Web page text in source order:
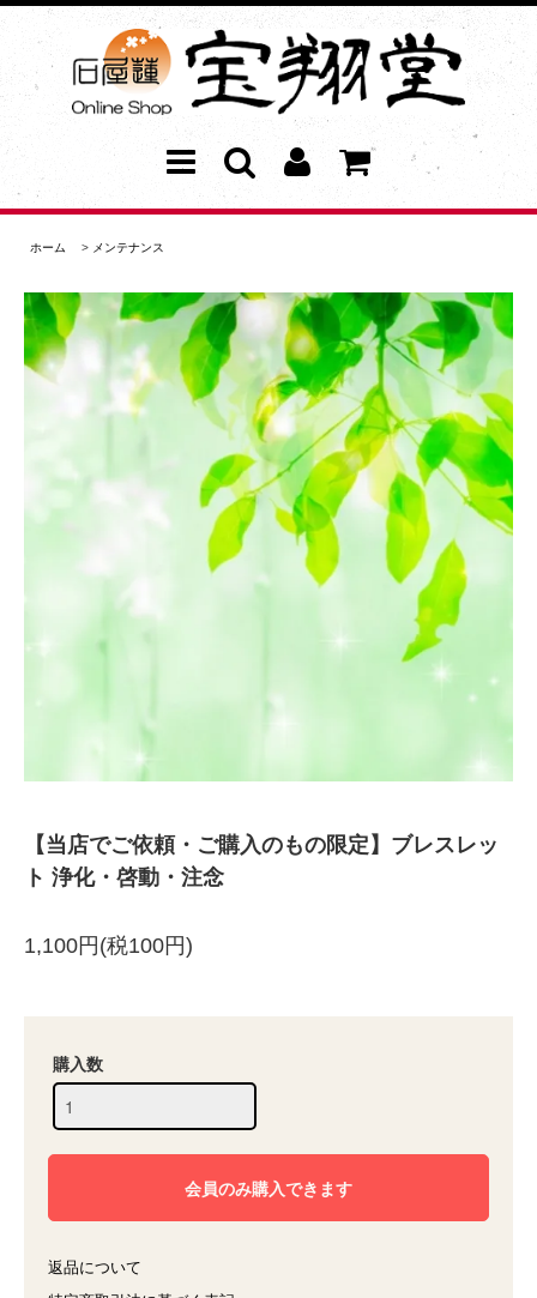
ホーム > メンテナンス
【当店でご依頼・ご購入のもの限定】ブレスレッ
ト 浄化・啓動・注念
1,100円(税100円)
購入数
返品について